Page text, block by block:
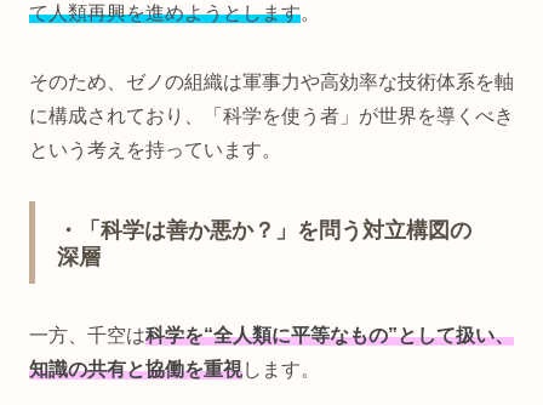
て人類再興を進めようとします。
そのため、ゼノの組織は軍事力や高効率な技術体系を軸
に構成されており、「科学を使う者」が世界を導くべき
という考えを持っています。
・「科学は善か悪か？」を問う対立構図の
深層
一方、千空は科学を“全人類に平等なもの”として扱い、
知識の共有と協働を重視します。